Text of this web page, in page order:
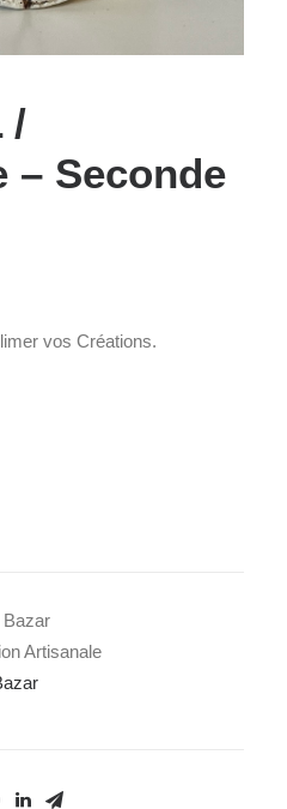
/
– Seconde
vos Créations.
Bazar
Artisanale